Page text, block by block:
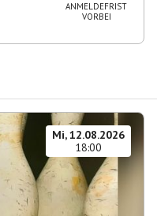
ANMELDEFRIST
VORBEI
Mi, 12.08.2026
18:00